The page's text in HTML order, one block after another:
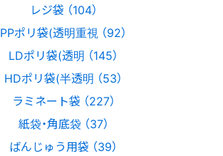
レジ袋 （104）
PPポリ袋(透明重視 （92）
LDポリ袋(透明 （145）
HDポリ袋(半透明 （53）
ラミネート袋 （227）
紙袋・角底袋 （37）
ばんじゅう用袋 （39）